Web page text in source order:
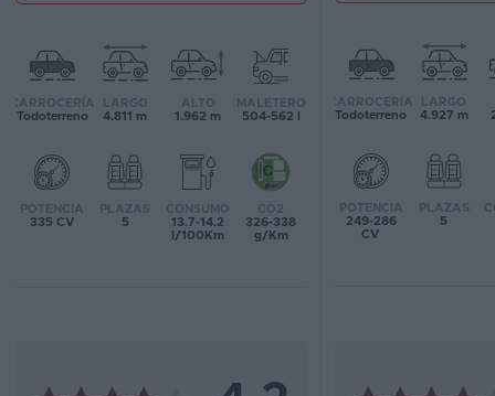
de
compra
Comparador
Favoritos
Concesionarios
CARROCERÍA
Todoterreno
LARGO
4.811 m
ALTO
1.962 m
MALETERO
504-562 l
POTENCIA
335 CV
PLAZAS
5
CONSUMO
13.7-14.2
l/100Km
CO2
326-338
g/Km
CARROCERÍA
Todoterreno
LARGO
4.927 m
POTENCIA
249-286
CV
PLAZAS
5